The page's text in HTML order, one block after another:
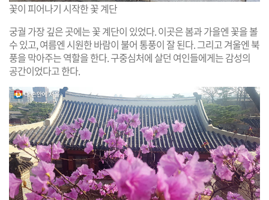
꽃이 피어나기 시작한 꽃 계단
궁궐 가장 깊은 곳에는 꽃 계단이 있었다. 이곳은 봄과 가을엔 꽃을 볼
수 있고, 여름엔 시원한 바람이 불어 통풍이 잘 된다. 그리고 겨울엔 북
풍을 막아주는 역할을 한다. 구중심처에 살던 여인들에게는 감성의
공간이었다고 한다.